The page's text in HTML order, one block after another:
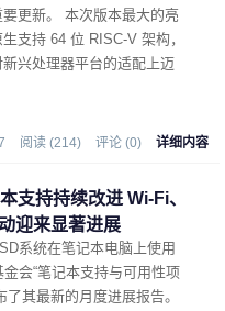
更新。 本次版本最大的亮
支持 64 位 RISC-V 架构，
兴处理器平台的适配上迈
阅读 (214) 评论 (0) 详细内容
支持持续改进 Wi-Fi、
迎来显著进展
系统在笔记本电脑上使用
会“笔记本支持与可用性项
了其最新的月度进展报告。